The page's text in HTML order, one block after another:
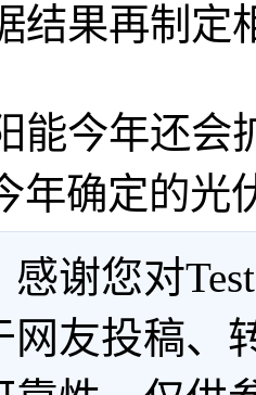
结果再制定
今年还会
年确定的光
感谢您对
网友投稿、